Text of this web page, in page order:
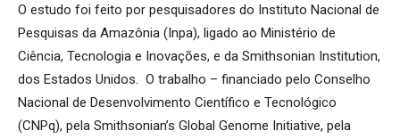
O estudo foi feito por pesquisadores do Instituto Nacional de
Pesquisas da Amazônia (Inpa), ligado ao Ministério de
Ciência, Tecnologia e Inovações, e da Smithsonian Institution,
dos Estados Unidos. O trabalho – financiado pelo Conselho
Nacional de Desenvolvimento Científico e Tecnológico
(CNPq), pela Smithsonian’s Global Genome Initiative, pela